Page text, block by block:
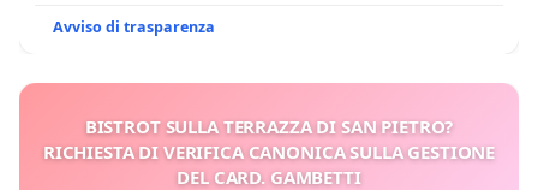
Avviso di trasparenza
BISTROT SULLA TERRAZZA DI SAN PIETRO?
RICHIESTA DI VERIFICA CANONICA SULLA GESTIONE
DEL CARD. GAMBETTI